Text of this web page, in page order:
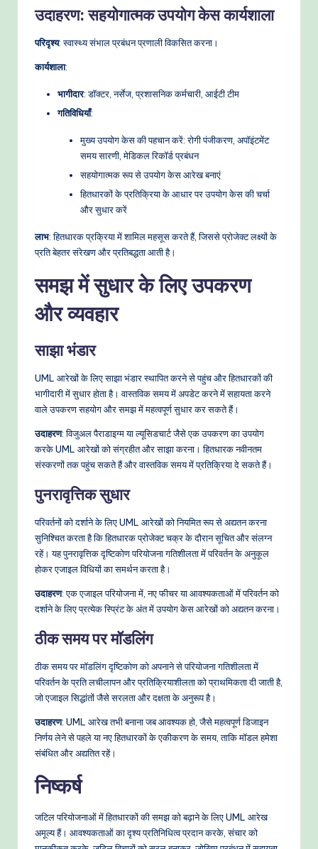
उदाहरण: सहयोगात्मक उपयोग केस कार्यशाला
परिदृश्य: स्वास्थ्य संभाल प्रबंधन प्रणाली विकसित करना।
कार्यशाला:
भागीदार: डॉक्टर, नर्सेज, प्रशासनिक कर्मचारी, आईटी टीम
गतिविधियाँ:
मुख्य उपयोग केस की पहचान करें: रोगी पंजीकरण, अपॉइंटमेंट
समय सारणी, मेडिकल रिकॉर्ड प्रबंधन
सहयोगात्मक रूप से उपयोग केस आरेख बनाएं
हितधारकों के प्रतिक्रिया के आधार पर उपयोग केस की चर्चा
और सुधार करें
लाभ: हितधारक प्रक्रिया में शामिल महसूस करते हैं, जिससे प्रोजेक्ट लक्ष्यों के
प्रति बेहतर संरेखण और प्रतिबद्धता आती है।
समझ में सुधार के लिए उपकरण
और व्यवहार
साझा भंडार
UML आरेखों के लिए साझा भंडार स्थापित करने से पहुंच और हितधारकों की
भागीदारी में सुधार होता है। वास्तविक समय में अपडेट करने में सहायता करने
वाले उपकरण सहयोग और समझ में महत्वपूर्ण सुधार कर सकते हैं।
उदाहरण: विजुअल पैराडाइग्म या ल्यूसिडचार्ट जैसे एक उपकरण का उपयोग
करके UML आरेखों को संग्रहीत और साझा करना। हितधारक नवीनतम
संस्करणों तक पहुंच सकते हैं और वास्तविक समय में प्रतिक्रिया दे सकते हैं।
पुनरावृत्तिक सुधार
परिवर्तनों को दर्शाने के लिए UML आरेखों को नियमित रूप से अद्यतन करना
सुनिश्चित करता है कि हितधारक प्रोजेक्ट चक्र के दौरान सूचित और संलग्न
रहें। यह पुनरावृत्तिक दृष्टिकोण परियोजना गतिशीलता में परिवर्तन के अनुकूल
होकर एजाइल विधियों का समर्थन करता है।
उदाहरण: एक एजाइल परियोजना में, नए फीचर या आवश्यकताओं में परिवर्तन को
दर्शाने के लिए प्रत्येक स्प्रिंट के अंत में उपयोग केस आरेखों को अद्यतन करना।
ठीक समय पर मॉडलिंग
ठीक समय पर मॉडलिंग दृष्टिकोण को अपनाने से परियोजना गतिशीलता में
परिवर्तन के प्रति लचीलापन और प्रतिक्रियाशीलता को प्राथमिकता दी जाती है,
जो एजाइल सिद्धांतों जैसे सरलता और दक्षता के अनुरूप है।
उदाहरण: UML आरेख तभी बनाना जब आवश्यक हो, जैसे महत्वपूर्ण डिजाइन
निर्णय लेने से पहले या नए हितधारकों के एकीकरण के समय, ताकि मॉडल हमेशा
संबंधित और अद्यतित रहें।
निष्कर्ष
जटिल परियोजनाओं में हितधारकों की समझ को बढ़ाने के लिए UML आरेख
अमूल्य हैं। आवश्यकताओं का दृश्य प्रतिनिधित्व प्रदान करके, संचार को